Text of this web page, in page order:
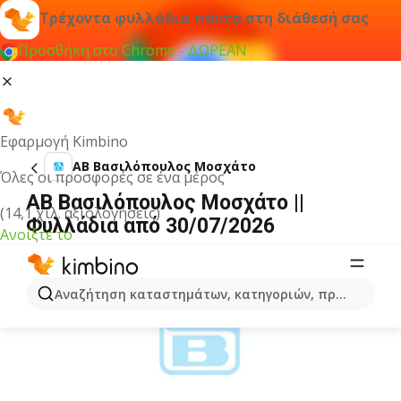
Τρέχοντα φυλλάδια πάντα στη διάθεσή σας
Προσθήκη στο Chrome - ΔΩΡΕΑΝ
Εφαρμογή Kimbino
Όλες οι προσφορές σε ένα μέρος
(14,1 χιλ. αξιολογήσεις)
Ανοίξτε το
Αναζήτηση καταστημάτων, κατηγοριών, προϊόντων...
ΑΒ Βασιλόπουλος Μοσχάτο
ΑΒ Βασιλόπουλος Μοσχάτο ||
Φυλλάδια από 30/07/2026